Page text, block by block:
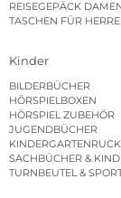
REISEGEPÄCK
TASCHEN FÜR
Kinder
BILDERBÜCHER
HÖRSPIELBOXEN
HÖRSPIEL ZUBEHÖR
JUGENDBÜCHER
SACHBÜCHER &
TURNBEUTEL &